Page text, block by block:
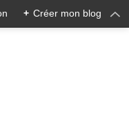
+ Créer mon blog